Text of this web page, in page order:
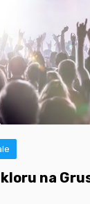
na